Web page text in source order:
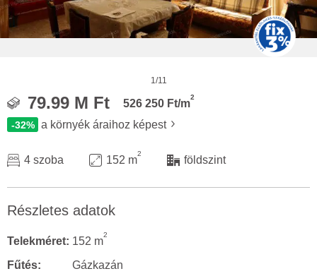
1/11
79.99 M Ft 526 250 Ft/m
2
-32% a környék áraihoz képest
4 szoba 152 m
2
földszint
Részletes adatok
Telekméret: 152 m
2
Fűtés:
Gázkazán